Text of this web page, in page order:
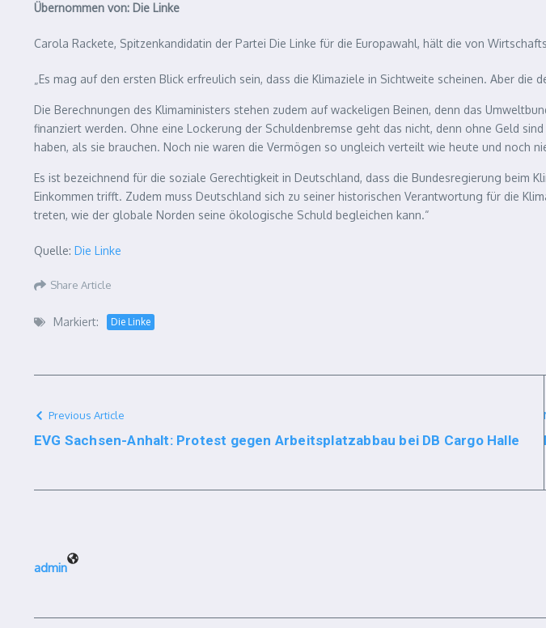
Übernommen von: Die Linke
Carola Rackete, Spitzenkandidatin der Partei Die Linke für die Europawahl, hält die von
„Es mag auf den ersten Blick erfreulich sein, dass die Klimaziele in Sichtweite scheinen. Aber
Die Berechnungen des Klimaministers stehen zudem auf wackeligen Beinen, denn das
finanziert werden. Ohne eine Lockerung der Schuldenbremse geht das nicht, denn ohne Geld
haben, als sie brauchen. Noch nie waren die Vermögen so ungleich verteilt wie heute und noch
Es ist bezeichnend für die soziale Gerechtigkeit in Deutschland, dass die Bundesregierung
Einkommen trifft. Zudem muss Deutschland sich zu seiner historischen Verantwortung für die
treten, wie der globale Norden seine ökologische Schuld begleichen kann.“
Quelle: Die Linke
Share Article
Markiert: Die Linke
Previous Article
EVG Sachsen-Anhalt: Protest gegen Arbeitsplatzabbau bei DB Cargo Halle
admin